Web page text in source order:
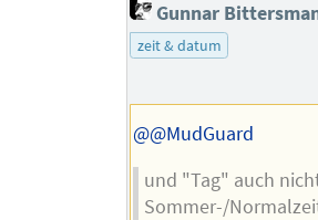
Gunnar
zeit & datum
@@MudGuard
und "Tag" auch
Sommer-/